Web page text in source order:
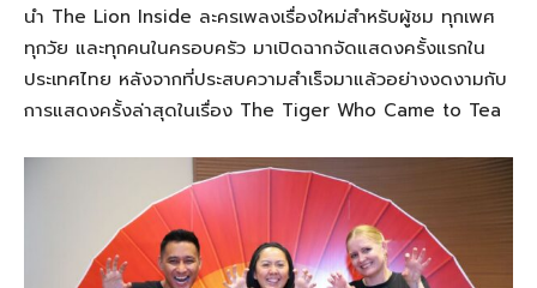
นำ The Lion Inside ละครเพลงเรื่องใหม่สำหรับผู้ชม ทุกเพศ
ทุกวัย และทุกคนในครอบครัว มาเปิดฉากจัดแสดงครั้งแรกใน
ประเทศไทย หลังจากที่ประสบความสำเร็จมาแล้วอย่างงดงามกับ
การแสดงครั้งล่าสุดในเรื่อง The Tiger Who Came to Tea